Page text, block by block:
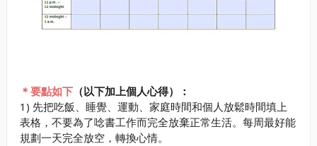
＊要點如下（以下加上個人心得）：
1) 先把吃飯、睡覺、運動、家庭時間和個人放鬆時間填上
表格，不要為了唸書工作而完全放棄正常生活。每周最好能
規劃一天完全放空，轉換心情。